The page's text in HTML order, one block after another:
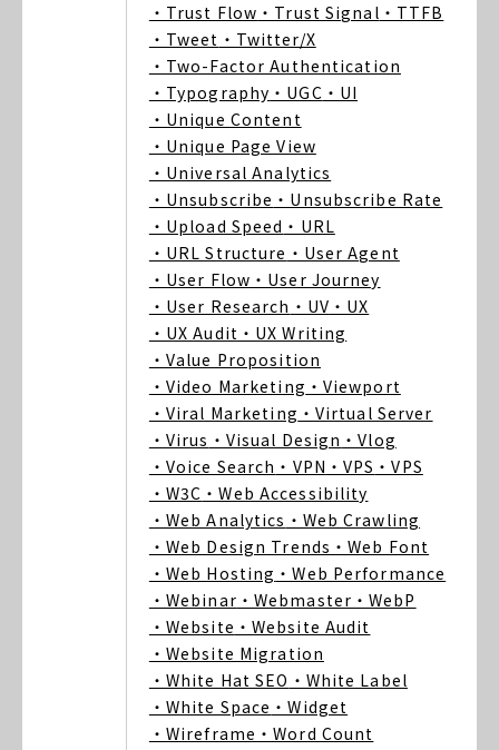
・Trust Flow ・Trust Signal ・TTFB
・Tweet ・Twitter/X
・Two-Factor Authentication
・Typography ・UGC ・UI
・Unique Content
・Unique Page View
・Universal Analytics
・Unsubscribe ・Unsubscribe Rate
・Upload Speed ・URL
・URL Structure ・User Agent
・User Flow ・User Journey
・User Research ・UV ・UX
・UX Audit ・UX Writing
・Value Proposition
・Video Marketing ・Viewport
・Viral Marketing ・Virtual Server
・Virus ・Visual Design ・Vlog
・Voice Search ・VPN ・VPS ・VPS
・W3C ・Web Accessibility
・Web Analytics ・Web Crawling
・Web Design Trends ・Web Font
・Web Hosting ・Web Performance
・Webinar ・Webmaster ・WebP
・Website ・Website Audit
・Website Migration
・White Hat SEO ・White Label
・White Space ・Widget
・Wireframe ・Word Count